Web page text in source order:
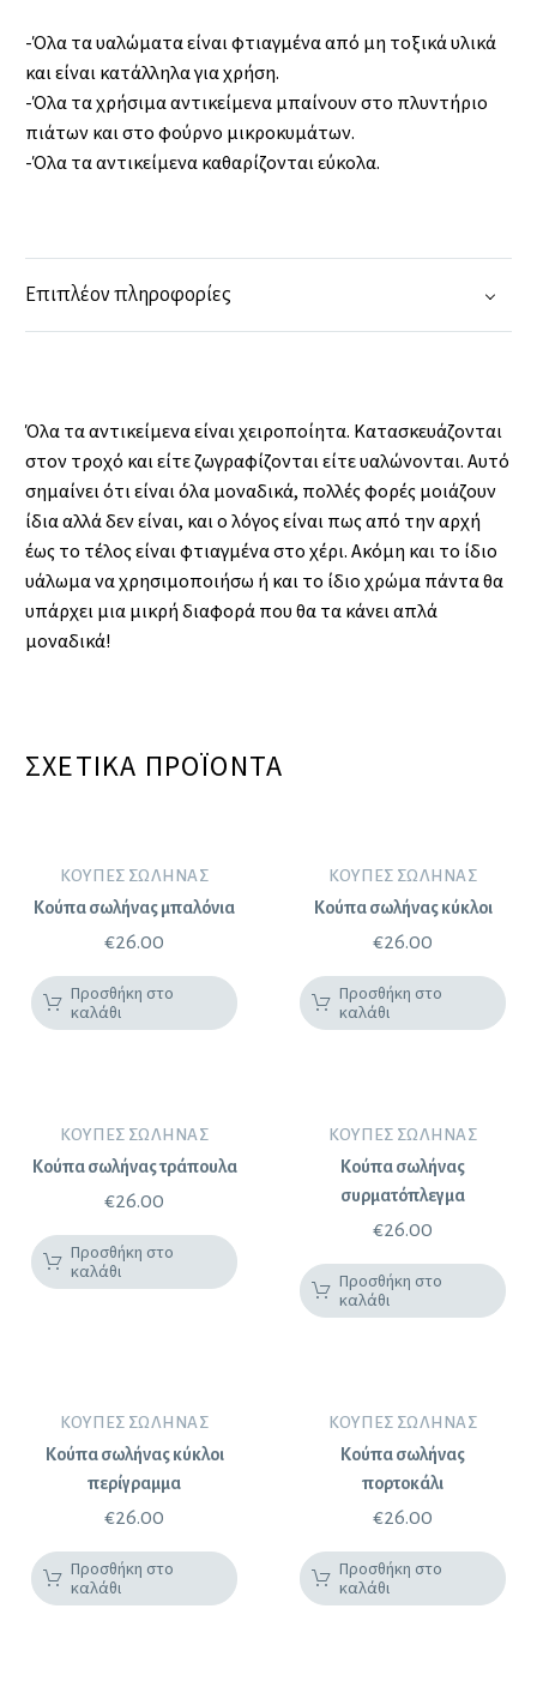
-Όλα τα υαλώματα είναι φτιαγμένα από μη τοξικά υλικά
και είναι κατάλληλα για χρήση.
-Όλα τα χρήσιμα αντικείμενα μπαίνουν στο πλυντήριο
πιάτων και στο φούρνο μικροκυμάτων.
-Όλα τα αντικείμενα καθαρίζονται εύκολα.
Επιπλέον πληροφορίες
Όλα τα αντικείμενα είναι χειροποίητα. Κατασκευάζονται
στον τροχό και είτε ζωγραφίζονται είτε υαλώνονται. Αυτό
σημαίνει ότι είναι όλα μοναδικά, πολλές φορές μοιάζουν
ίδια αλλά δεν είναι, και ο λόγος είναι πως από την αρχή
έως το τέλος είναι φτιαγμένα στο χέρι. Ακόμη και το ίδιο
υάλωμα να χρησιμοποιήσω ή και το ίδιο χρώμα πάντα θα
υπάρχει μια μικρή διαφορά που θα τα κάνει απλά
μοναδικά!
ΣΧΕΤΙΚΆ ΠΡΟΪΌΝΤΑ
ΚΟΎΠΕΣ ΣΩΛΉΝΑΣ
Κούπα σωλήνας μπαλόνια
€26.00
Προσθήκη στο
καλάθι
ΚΟΎΠΕΣ ΣΩΛΉΝΑΣ
Κούπα σωλήνας κύκλοι
€26.00
Προσθήκη στο
καλάθι
ΚΟΎΠΕΣ ΣΩΛΉΝΑΣ
Κούπα σωλήνας τράπουλα
€26.00
Προσθήκη στο
καλάθι
ΚΟΎΠΕΣ ΣΩΛΉΝΑΣ
Κούπα σωλήνας
συρματόπλεγμα
€26.00
Προσθήκη στο
καλάθι
ΚΟΎΠΕΣ ΣΩΛΉΝΑΣ
Κούπα σωλήνας κύκλοι
περίγραμμα
€26.00
Προσθήκη στο
καλάθι
ΚΟΎΠΕΣ ΣΩΛΉΝΑΣ
Κούπα σωλήνας
πορτοκάλι
€26.00
Προσθήκη στο
καλάθι